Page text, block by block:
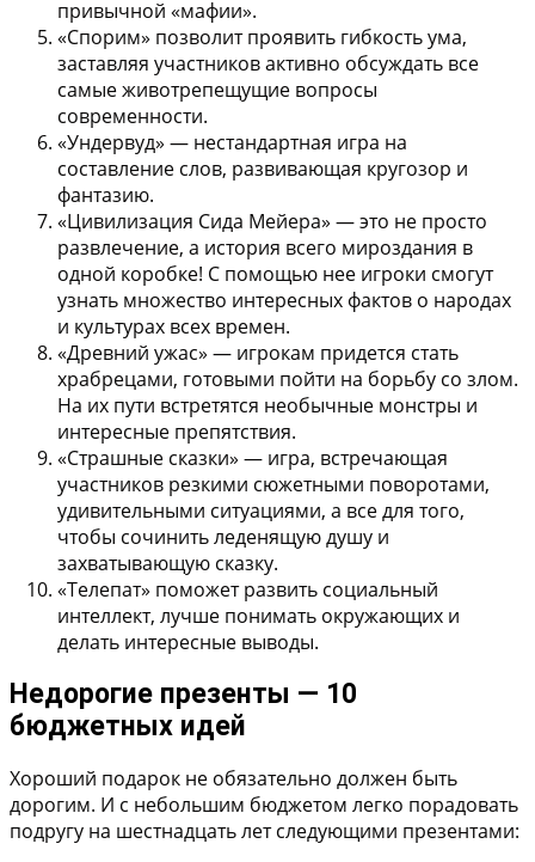
привычной «мафии».
«Спорим» позволит проявить гибкость ума,
заставляя участников активно обсуждать все
самые животрепещущие вопросы
современности.
«Ундервуд» — нестандартная игра на
составление слов, развивающая кругозор и
фантазию.
«Цивилизация Сида Мейера» — это не просто
развлечение, а история всего мироздания в
одной коробке! С помощью нее игроки смогут
узнать множество интересных фактов о народах
и культурах всех времен.
«Древний ужас» — игрокам придется стать
храбрецами, готовыми пойти на борьбу со злом.
На их пути встретятся необычные монстры и
интересные препятствия.
«Страшные сказки» — игра, встречающая
участников резкими сюжетными поворотами,
удивительными ситуациями, а все для того,
чтобы сочинить леденящую душу и
захватывающую сказку.
«Телепат» поможет развить социальный
интеллект, лучше понимать окружающих и
делать интересные выводы.
Недорогие презенты — 10
бюджетных идей
Хороший подарок не обязательно должен быть
дорогим. И с небольшим бюджетом легко порадовать
подругу на шестнадцать лет следующими презентами: